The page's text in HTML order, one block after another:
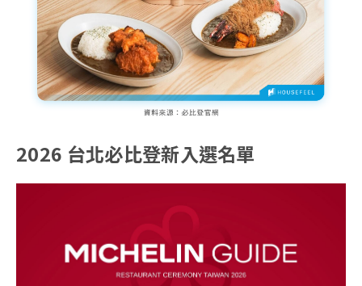
2026 台北必比登新入選名單